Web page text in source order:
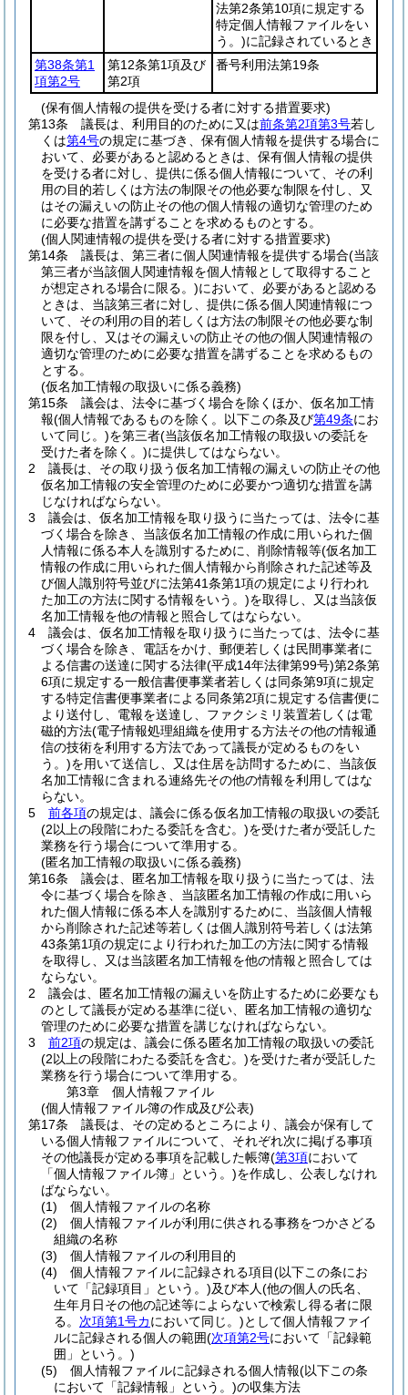
法第2条第10項に規定する
特定個人情報ファイルをい
う。)に記録されているとき
第38条第1
項第2号
第12条第1項及び
第2項
番号利用法第19条
(保有個人情報の提供を受ける者に対する措置要求)
第13条
議長は、利用目的のために又は前条第2項第3号若し
くは第4号の規定に基づき、保有個人情報を提供する場合に
おいて、必要があると認めるときは、保有個人情報の提供
を受ける者に対し、提供に係る個人情報について、その利
用の目的若しくは方法の制限その他必要な制限を付し、又
はその漏えいの防止その他の個人情報の適切な管理のため
に必要な措置を講ずることを求めるものとする。
(個人関連情報の提供を受ける者に対する措置要求)
第14条
議長は、第三者に個人関連情報を提供する場合(当該
第三者が当該個人関連情報を個人情報として取得すること
が想定される場合に限る。)において、必要があると認める
ときは、当該第三者に対し、提供に係る個人関連情報につ
いて、その利用の目的若しくは方法の制限その他必要な制
限を付し、又はその漏えいの防止その他の個人関連情報の
適切な管理のために必要な措置を講ずることを求めるもの
とする。
(仮名加工情報の取扱いに係る義務)
第15条
議会は、法令に基づく場合を除くほか、仮名加工情
報(個人情報であるものを除く。以下この条及び第49条にお
いて同じ。)を第三者(当該仮名加工情報の取扱いの委託を
受けた者を除く。)に提供してはならない。
2
議長は、その取り扱う仮名加工情報の漏えいの防止その他
仮名加工情報の安全管理のために必要かつ適切な措置を講
じなければならない。
3
議会は、仮名加工情報を取り扱うに当たっては、法令に基
づく場合を除き、当該仮名加工情報の作成に用いられた個
人情報に係る本人を識別するために、削除情報等(仮名加工
情報の作成に用いられた個人情報から削除された記述等及
び個人識別符号並びに法第41条第1項の規定により行われ
た加工の方法に関する情報をいう。)を取得し、又は当該仮
名加工情報を他の情報と照合してはならない。
4
議会は、仮名加工情報を取り扱うに当たっては、法令に基
づく場合を除き、電話をかけ、郵便若しくは民間事業者に
よる信書の送達に関する法律(平成14年法律第99号)第2条第
6項に規定する一般信書便事業者若しくは同条第9項に規定
する特定信書便事業者による同条第2項に規定する信書便に
より送付し、電報を送達し、ファクシミリ装置若しくは電
磁的方法(電子情報処理組織を使用する方法その他の情報通
信の技術を利用する方法であって議長が定めるものをい
う。)を用いて送信し、又は住居を訪問するために、当該仮
名加工情報に含まれる連絡先その他の情報を利用してはな
らない。
5
前各項の規定は、議会に係る仮名加工情報の取扱いの委託
(2以上の段階にわたる委託を含む。)を受けた者が受託した
業務を行う場合について準用する。
(匿名加工情報の取扱いに係る義務)
第16条
議会は、匿名加工情報を取り扱うに当たっては、法
令に基づく場合を除き、当該匿名加工情報の作成に用いら
れた個人情報に係る本人を識別するために、当該個人情報
から削除された記述等若しくは個人識別符号若しくは法第
43条第1項の規定により行われた加工の方法に関する情報
を取得し、又は当該匿名加工情報を他の情報と照合しては
ならない。
2
議会は、匿名加工情報の漏えいを防止するために必要なも
のとして議長が定める基準に従い、匿名加工情報の適切な
管理のために必要な措置を講じなければならない。
3
前2項の規定は、議会に係る匿名加工情報の取扱いの委託
(2以上の段階にわたる委託を含む。)を受けた者が受託した
業務を行う場合について準用する。
第3章
個人情報ファイル
(個人情報ファイル簿の作成及び公表)
第17条
議長は、その定めるところにより、議会が保有して
いる個人情報ファイルについて、それぞれ次に掲げる事項
その他議長が定める事項を記載した帳簿(第3項において
「個人情報ファイル簿」という。)を作成し、公表しなけれ
ばならない。
(1)
個人情報ファイルの名称
(2)
個人情報ファイルが利用に供される事務をつかさどる
組織の名称
(3)
個人情報ファイルの利用目的
(4)
個人情報ファイルに記録される項目(以下この条にお
いて「記録項目」という。)及び本人(他の個人の氏名、
生年月日その他の記述等によらないで検索し得る者に限
る。 次項第1号カにおいて同じ。)として個人情報ファイ
ルに記録される個人の範囲(次項第2号において「記録範
囲」という。)
(5)
個人情報ファイルに記録される個人情報(以下この条
において「記録情報」という。)の収集方法